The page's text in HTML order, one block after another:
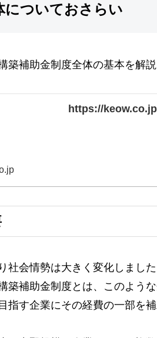
についておさらい
築補助金制度全体の基本を解説
https://keow.co.jp
社会情勢は大きく変化しまし
築補助金制度とは、このよう
指す企業にその経費の一部を